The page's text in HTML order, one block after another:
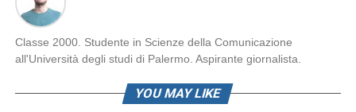
Classe 2000. Studente in Scienze della Comunicazione
all'Università degli studi di Palermo. Aspirante giornalista.
YOU MAY LIKE